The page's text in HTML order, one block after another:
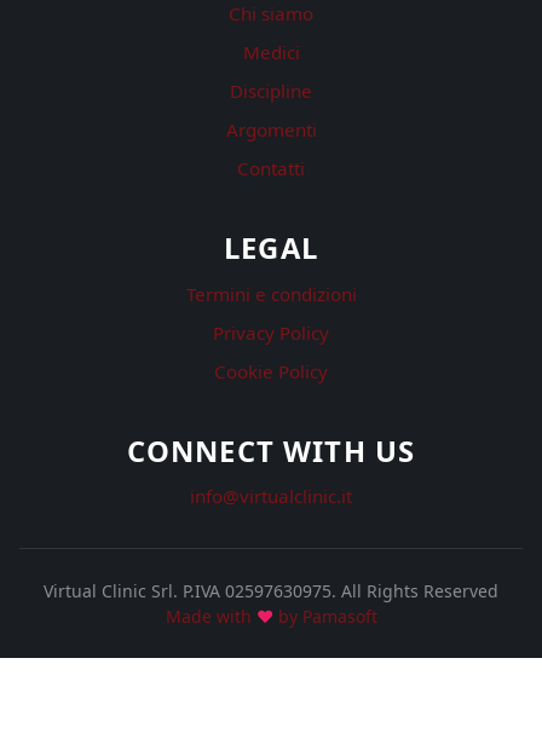
Chi siamo
Medici
Discipline
Argomenti
Contatti
LEGAL
Termini e condizioni
Privacy Policy
Cookie Policy
CONNECT WITH US
info@virtualclinic.it
Virtual Clinic Srl. P.IVA 02597630975. All Rights Reserved
Made with ♥ by Pamasoft